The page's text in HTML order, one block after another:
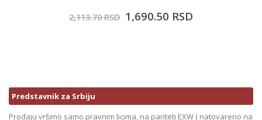
2,113.70RSD 1,690.50 RSD
Predstavnik za Srbiju
Prodaju vršimo samo pravnim licima, na pariteti EXW ( natovareno na